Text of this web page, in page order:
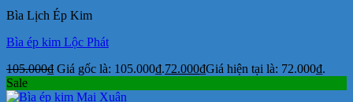
Bìa Lịch Ép Kim
Bìa ép kim Lộc Phát
105.000₫ Giá gốc là: 105.000₫.72.000₫Giá hiện tại là: 72.000₫.
Sale